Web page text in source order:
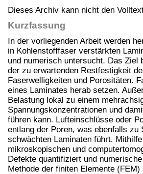
Dieses Archiv kann nicht den
Kurzfassung
In der vorliegenden Arbeit werden
in Kohlenstofffaser verstärkten
und numerisch untersucht. Das Ziel
der zu erwartenden Restfestigkeit
Faserwelligkeiten und Porositäten.
eines Laminates herab setzen.
Belastung lokal zu einem
Spannungskonzentrationen und
führen kann. Lufteinschlüsse oder
entlang der Poren, was ebenfalls zu
schwächten Laminaten führt.
mikroskopischen und
Defekte quantifiziert und
Methode der finiten Elemente (FEM)